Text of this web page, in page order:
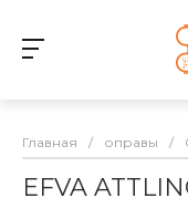
Главная / оправы /
EFVA